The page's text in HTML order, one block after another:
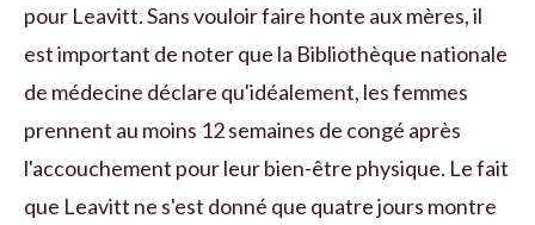
pour Leavitt. Sans vouloir faire honte aux mères, il
est important de noter que la Bibliothèque nationale
de médecine déclare qu'idéalement, les femmes
prennent au moins 12 semaines de congé après
l'accouchement pour leur bien-être physique. Le fait
que Leavitt ne s'est donné que quatre jours montre